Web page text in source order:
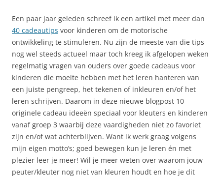
Een paar jaar geleden schreef ik een artikel met meer dan
40 cadeautips voor kinderen om de motorische
ontwikkeling te stimuleren. Nu zijn de meeste van die tips
nog wel steeds actueel maar toch kreeg ik afgelopen weken
regelmatig vragen van ouders over goede cadeaus voor
kinderen die moeite hebben met het leren hanteren van
een juiste pengreep, het tekenen of inkleuren en/of het
leren schrijven. Daarom in deze nieuwe blogpost 10
originele cadeau ideeën speciaal voor kleuters en kinderen
vanaf groep 3 waarbij deze vaardigheden niet zo favoriet
zijn en/of wat achterblijven. Want ik werk graag volgens
mijn eigen motto’s; goed bewegen kun je leren én met
plezier leer je meer! Wil je meer weten over waarom jouw
peuter/kleuter nog niet van kleuren houdt en hoe je dit